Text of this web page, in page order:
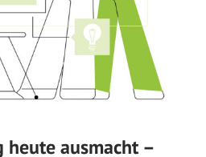
heute ausmacht –